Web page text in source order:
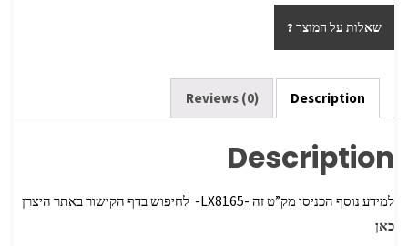
b
o
o
k
tt
er
ar
e
שאלות על המוצר ?
Description
Reviews (0)
Description
למידע נוסף הכניסו מק”ט זה -LX8165- לחיפוש בדף הקישור באתר היצרן
כאן